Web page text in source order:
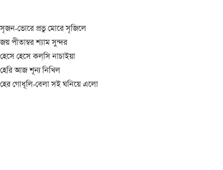
সৃজন-ভোরে প্রভু মোরে সৃজিলে
জয় পীতাম্বর শ্যাম সুন্দর
হেসে হেসে কল্‌সি নাচাইয়া
হেরি আজ শূন্য নিখিল
হের গোধূলি-বেলা সই ঘনিয়ে এলো